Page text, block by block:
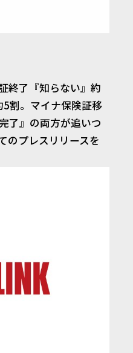
終了『知らない』約
割。マイナ保険証移
了』の両方が追いつ
のプレスリリースを